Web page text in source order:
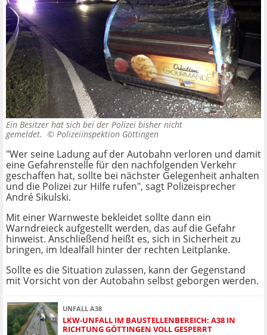
Ein Besitzer hat sich bei der Polizei bisher nicht
gemeldet. © Polizeiinspektion Göttingen
"Wer seine Ladung auf der Autobahn verloren und damit
eine Gefahrenstelle für den nachfolgenden Verkehr
geschaffen hat, sollte bei nächster Gelegenheit anhalten
und die Polizei zur Hilfe rufen", sagt Polizeisprecher
André Sikulski.
Mit einer Warnweste bekleidet sollte dann ein
Warndreieck aufgestellt werden, das auf die Gefahr
hinweist. Anschließend heißt es, sich in Sicherheit zu
bringen, im Idealfall hinter der rechten Leitplanke.
Sollte es die Situation zulassen, kann der Gegenstand
mit Vorsicht von der Autobahn selbst geborgen werden.
UNFALL A38
LKW-UNFALL IM BAUSTELLENBEREICH: A38 IN
RICHTUNG GÖTTINGEN VOLL GESPERRT